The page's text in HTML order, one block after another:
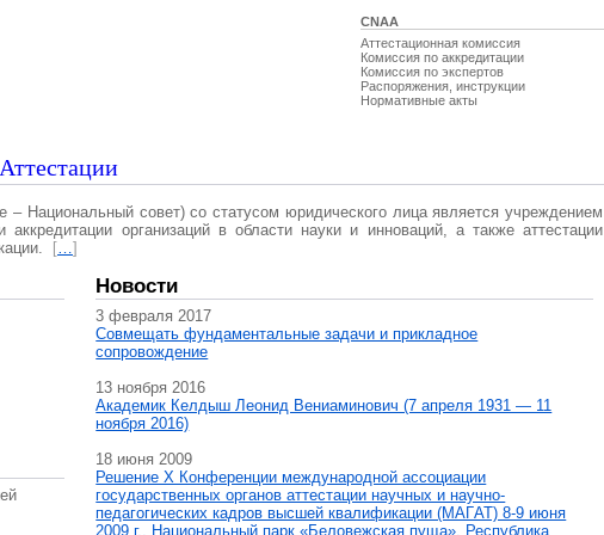
CNAA
Аттестационная комиссия
Комиссия по аккредитации
Комиссия по экспертов
Распоряжения, инструкции
Нормативные акты
– Национальный совет) со статусом юридического лица является учреждением
организаций в области науки и инноваций, а также аттестации
[…]
Новости
3 февраля 2017
Совмещать фундаментальные задачи и прикладное
сопровождение
13 ноября 2016
Академик Келдыш Леонид Вениаминович (7 апреля 1931 — 11
ноября 2016)
18 июня 2009
Решение X Конференции международной ассоциации
государственных органов аттестации научных и научно-
педагогических кадров высшей квалификации (МАГAT) 8-9 июня
2009 г., Национальный парк «Беловежская пуща», Республика